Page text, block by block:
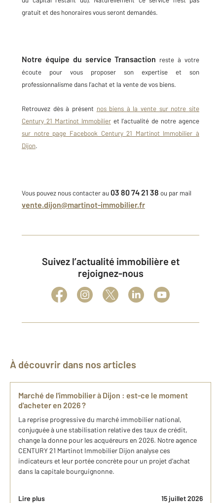
gratuit et des honoraires vous seront demandés.
Notre équipe du service Transaction reste à votre
écoute pour vous proposer son expertise et son
professionnalisme dans l’achat et la vente de vos biens.
Retrouvez dès à présent nos biens à la vente sur notre site
Century 21 Martinot Immobilieret l’actualité de notre agence
sur notre page Facebook Century 21 Martinot Immobilier à
Dijon.
Vous pouvez nous contacter au 03 80 74 21 38 ou par mail
vente.dijon@martinot-immobilier.fr
Suivez l’actualité immobilière et
rejoignez-nous
À découvrir dans nos articles
Marché de l'immobilier à Dijon : est-ce le moment
d'acheter en 2026 ?
La reprise progressive du marché immobilier national,
conjuguée à une stabilisation relative des taux de crédit,
change la donne pour les acquéreurs en 2026. Notre agence
CENTURY 21 Martinot Immobilier Dijon analyse ces
indicateurs et leur portée concrète pour un projet d'achat
dans la capitale bourguignonne.
Lire plus 15 juillet 2026